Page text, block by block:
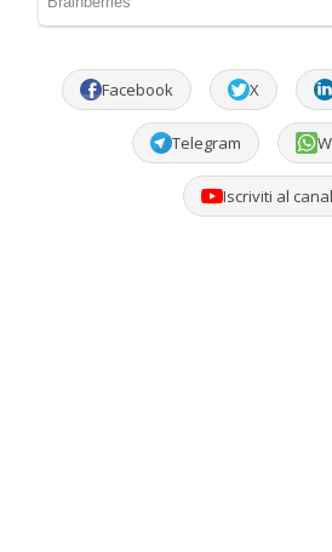
Facebook X
Telegram
Iscriviti al